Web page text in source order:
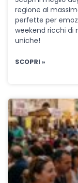
regione al
perfette per
weekend ricchi di
uniche!
SCOPRI »